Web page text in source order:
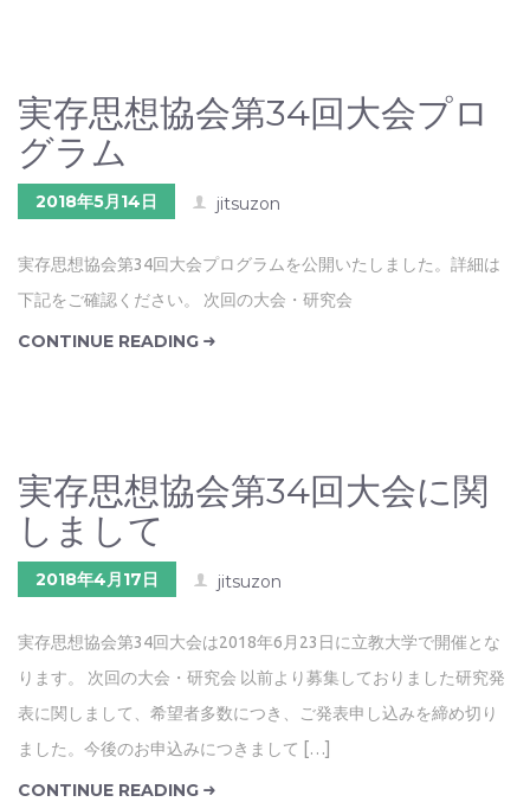
実存思想協会第34回大会プロ
グラム
2018年5月14日 jitsuzon
実存思想協会第34回大会プログラムを公開いたしました。詳細は
下記をご確認ください。 次回の大会・研究会
CONTINUE READING
実存思想協会第34回大会に関
しまして
2018年4月17日 jitsuzon
実存思想協会第34回大会は2018年6月23日に立教大学で開催とな
ります。 次回の大会・研究会 以前より募集しておりました研究発
表に関しまして、希望者多数につき、ご発表申し込みを締め切り
ました。今後のお申込みにつきまして […]
CONTINUE READING